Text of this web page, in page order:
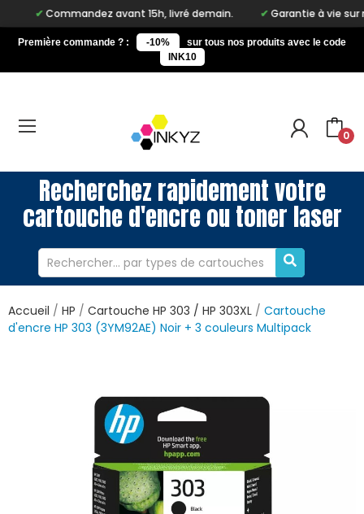
Commandez avant 15h, livré demain. Garantie à vie sur notre
Première commande ? : -10%
sur tous nos produits avec le code
INK10
0
Recherchez rapidement votre
cartouche d'encre ou toner laser
Accueil HP Cartouche HP 303 / HP 303XL
Cartouche
d'encre HP 303 (3YM92AE) Noir + 3 couleurs Multipack